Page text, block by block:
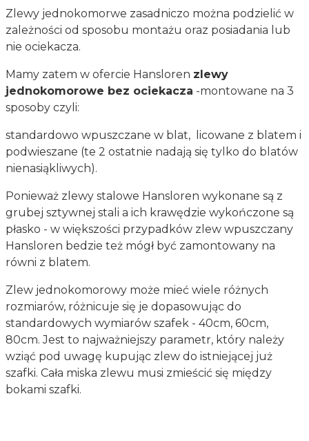
Zlewy jednokomorwe zasadniczo można podzielić w
zależności od sposobu montażu oraz posiadania lub
nie ociekacza.
Mamy zatem w ofercie Hansloren zlewy
jednokomorowe bez ociekacza -montowane na 3
sposoby czyli:
standardowo wpuszczane w blat, licowane z blatem i
podwieszane (te 2 ostatnie nadają się tylko do blatów
nienasiąkliwych).
Ponieważ zlewy stalowe Hansloren wykonane są z
grubej sztywnej stali a ich krawędzie wykończone są
płasko - w większości przypadków zlew wpuszczany
Hansloren bedzie też mógł być zamontowany na
równi z blatem.
Zlew jednokomorowy może mieć wiele różnych
rozmiarów, różnicuje się je dopasowując do
standardowych wymiarów szafek - 40cm, 60cm,
80cm. Jest to najważniejszy parametr, który należy
wziąć pod uwagę kupując zlew do istniejącej już
szafki. Cała miska zlewu musi zmieścić się między
bokami szafki.